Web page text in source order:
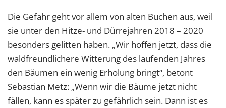
Die Gefahr geht vor allem von alten Buchen aus, weil
sie unter den Hitze- und Dürrejahren 2018 – 2020
besonders gelitten haben. „Wir hoffen jetzt, dass die
waldfreundlichere Witterung des laufenden Jahres
den Bäumen ein wenig Erholung bringt“, betont
Sebastian Metz: „Wenn wir die Bäume jetzt nicht
fällen, kann es später zu gefährlich sein. Dann ist es